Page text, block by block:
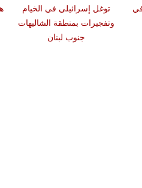
توغل إسرائيلي في الخيام
وتفجيرات بمنطقة الشاليهات
جنوب لبنان